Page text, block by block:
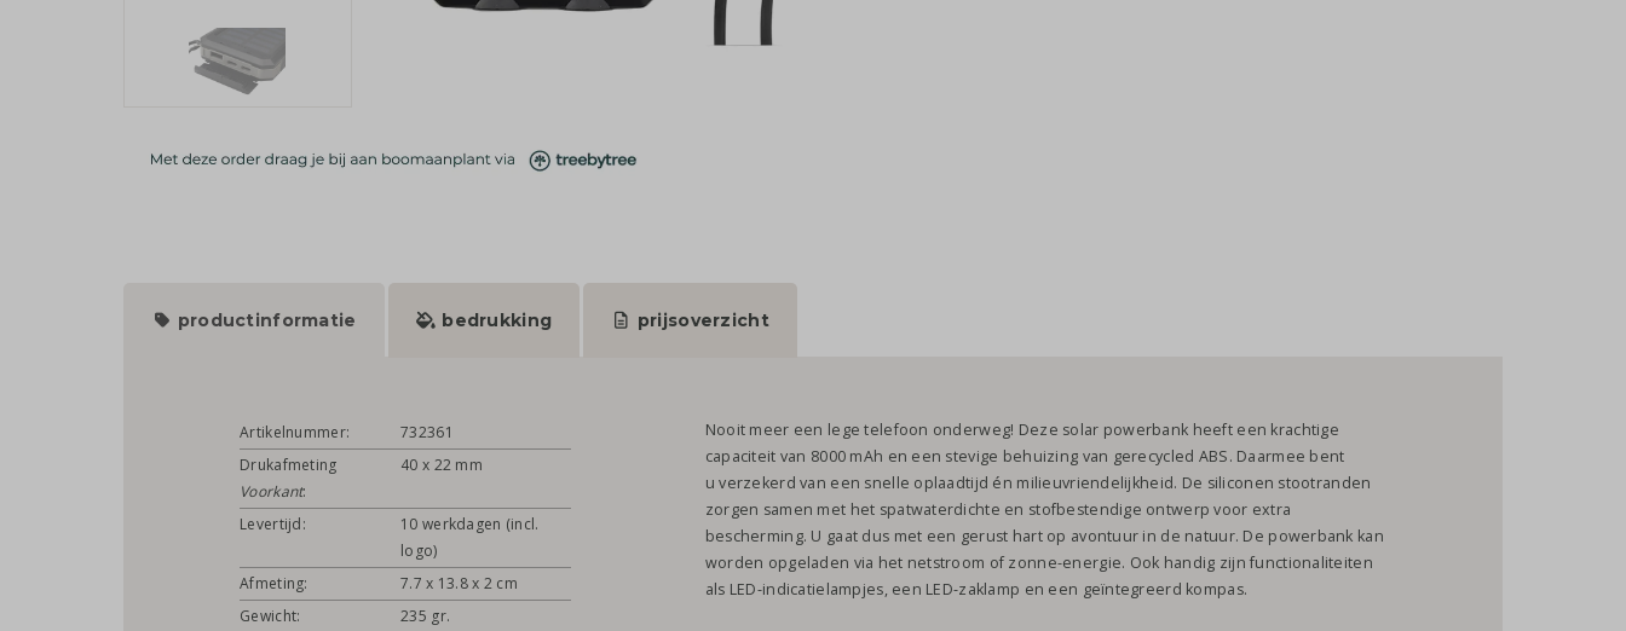
productinformatie bedrukking prijsoverzicht
Artikelnummer:
732361
Drukafmeting
Voorkant:
40 x 22 mm
Levertijd:
10 werkdagen (incl.
logo)
Afmeting:
7.7 x 13.8 x 2 cm
Gewicht:
235 gr.
Nooit meer een lege telefoon onderweg! Deze solar powerbank heeft een krachtige
capaciteit van 8000 mAh en een stevige behuizing van gerecycled ABS. Daarmee bent
u verzekerd van een snelle oplaadtijd én milieuvriendelijkheid. De siliconen stootranden
zorgen samen met het spatwaterdichte en stofbestendige ontwerp voor extra
bescherming. U gaat dus met een gerust hart op avontuur in de natuur. De powerbank kan
worden opgeladen via het netstroom of zonne-energie. Ook handig zijn functionaliteiten
als LED-indicatielampjes, een LED-zaklamp en een geïntegreerd kompas.